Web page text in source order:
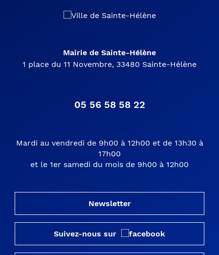
Mairie de Sainte-Hélène
1 place du 11 Novembre, 33480 Sainte-Hélène
05 56 58 58 22
Mardi au vendredi de 9h00 à 12h00 et de 13h30 à
17h00
et le 1er samedi du mois de 9h00 à 12h00
Newsletter
Suivez-nous sur